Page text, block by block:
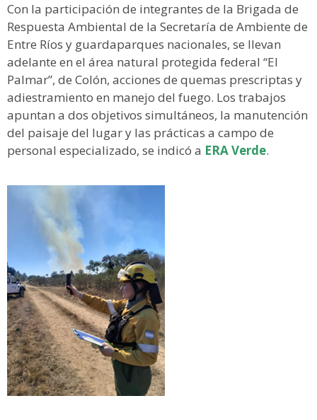
Con la participación de integrantes de la Brigada de
Respuesta Ambiental de la Secretaría de Ambiente de
Entre Ríos y guardaparques nacionales, se llevan
adelante en el área natural protegida federal “El
Palmar”, de Colón, acciones de quemas prescriptas y
adiestramiento en manejo del fuego. Los trabajos
apuntan a dos objetivos simultáneos, la manutención
del paisaje del lugar y las prácticas a campo de
personal especializado, se indicó a ERA Verde.